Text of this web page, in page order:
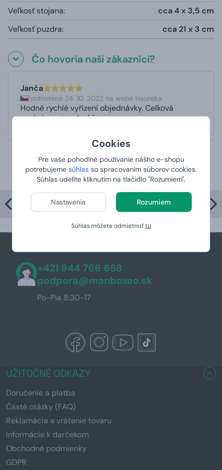
Cookies
Pre vaše pohodlné používanie nášho e-shopu
potrebujeme súhlas so spracovaním súborov cookies.
Súhlas udelíte kliknutím na tlačidlo "Rozumiem".
Nastavenia Rozumiem
Súhlas môžete odmietnuťtu
Veľkosť stojana:
cca 4 x 3,5 cm
Veľkosť puzdra:
cca 21 x 3 cm
Čo hovoria naši zákazníci?
Janča
hodnotené 24. 10. 2022 na webe Heureka
Hodně rychlé vyřízení objednávky. Celková
spokojenost s výrobkem
Najpredávanejšie produkty v
kategórii
+421 944 766 858
podpora@manboxeo.sk
Po-Pia 8:30-17
UŽITOČNÉ ODKAZY
Doručenie a platba
Časté otázky (FAQ)
Reklamácia a vrátenie tovaru
Informácie k darčekom
Obchodné podmienky
GDPR